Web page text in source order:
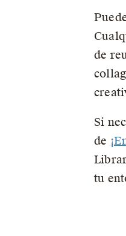
de
Si
de
tu